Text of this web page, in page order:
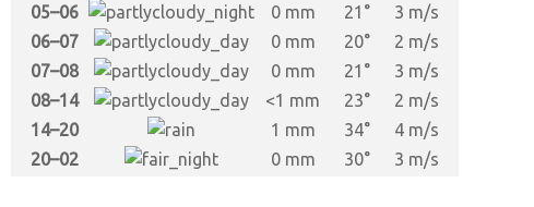
05–06
0 mm 21°
3 m/s
06–07
0 mm 20°
2 m/s
07–08
0 mm 21°
3 m/s
08–14
<1 mm 23°
2 m/s
14–20
1 mm 34°
4 m/s
20–02
0 mm 30° 3 m/s